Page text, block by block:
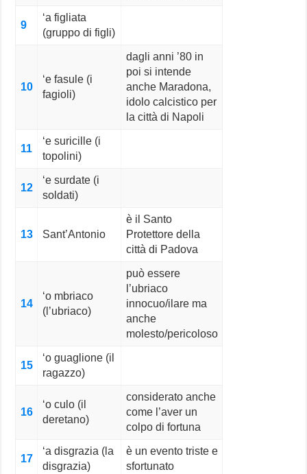
9
‘a figliata
(gruppo di figli)
10
‘e fasule (i
fagioli)
dagli anni ’80 in
poi si intende
anche Maradona,
idolo calcistico per
la città di Napoli
11
‘e suricille (i
topolini)
12
‘e surdate (i
soldati)
13 Sant’Antonio
è il Santo
Protettore della
città di Padova
14
‘o mbriaco
(l’ubriaco)
può essere
l’ubriaco
innocuo/ilare ma
anche
molesto/pericoloso
15
‘o guaglione (il
ragazzo)
16
‘o culo (il
deretano)
considerato anche
come l’aver un
colpo di fortuna
17
‘a disgrazia (la
disgrazia)
è un evento triste e
sfortunato